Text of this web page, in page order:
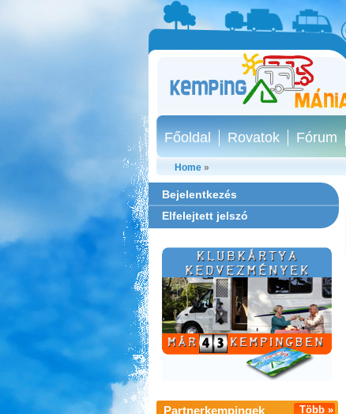
Főoldal Rovatok Fórum
Home»
Bejelentkezés
Elfelejtett jelszó
Több »
Partnerkempingek
Szentkút Kemping